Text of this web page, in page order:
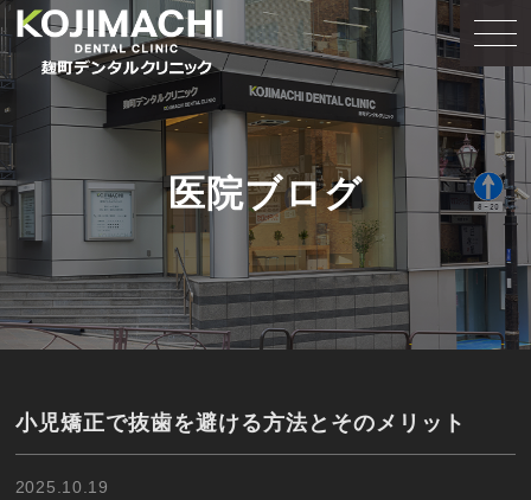
医院ブログ
小児矯正で抜歯を避ける方法とそのメリット
2025.10.19